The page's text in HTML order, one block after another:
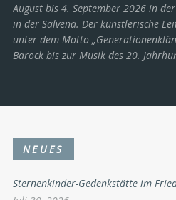
August bis 4. September 2026 in
in der Salvena. Der künstlerische
unter dem Motto
Barock bis zur Musik des 20.
NEUES
Sternenkinder-Gedenkstätte im